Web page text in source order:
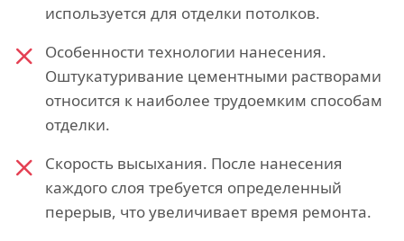
используется для отделки потолков.
Особенности технологии нанесения.
Оштукатуривание цементными растворами
относится к наиболее трудоемким способам
отделки.
Скорость высыхания. После нанесения
каждого слоя требуется определенный
перерыв, что увеличивает время ремонта.